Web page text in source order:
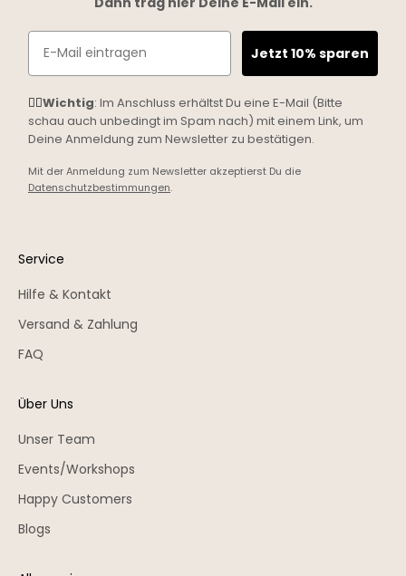
Email
Jetzt 10% sparen
☝🏼Wichtig: Im Anschluss erhältst Du eine E-Mail (Bitte
schau auch unbedingt im Spam nach) mit einem Link, um
Deine Anmeldung zum Newsletter zu bestätigen.
Mit der Anmeldung zum Newsletter akzeptierst Du die
Datenschutzbestimmungen.
Service
Hilfe & Kontakt
Versand & Zahlung
FAQ
Über Uns
Unser Team
Events/Workshops
Happy Customers
Blogs